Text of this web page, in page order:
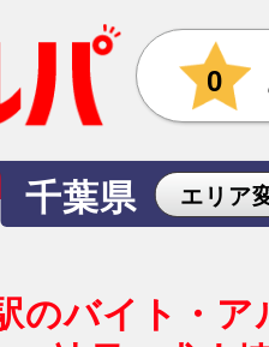
0
千葉県 エリア
のバイト・